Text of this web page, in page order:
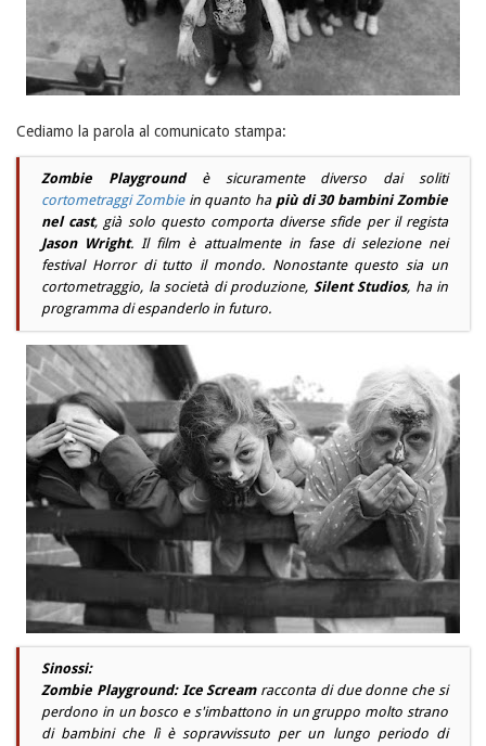
Cediamo la parola al comunicato stampa:
Zombie Playgroundè sicuramente diverso dai soliti
cortometraggi Zombiein quanto ha più di 30 bambini Zombie
nel cast, già solo questo comporta diverse sfide per il regista
Jason Wright. Il film è attualmente in fase di selezione nei
festival Horror di tutto il mondo. Nonostante questo sia un
cortometraggio, la società di produzione, Silent Studios, ha in
programma di espanderlo in futuro.
Sinossi:
Zombie Playground: Ice Screamracconta di due donne che si
perdono in un bosco e s'imbattono in un gruppo molto strano
di bambini che lì è sopravvissuto per un lungo periodo di